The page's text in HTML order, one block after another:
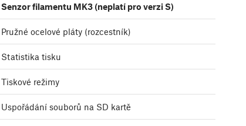
Senzor filamentu MK3 (neplatí pro verzi S)
Pružné ocelové pláty (rozcestník)
Statistika tisku
Tiskové režimy
Uspořádání souborů na SD kartě